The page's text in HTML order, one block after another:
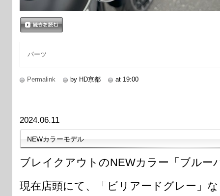
パーツ
Permalink by HD京都 at 19:00
2024.06.11
NEWカラーモデル
ブレイクアウトのNEWカラー「ブルー
現在店頭にて、「ビリアードグレー」